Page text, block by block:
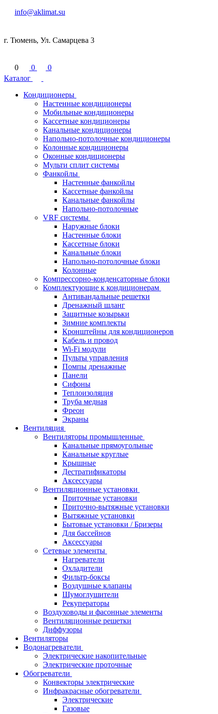
info@aklimat.su
г. Тюмень, Ул. Самарцева 3
0 0
0
Каталог
Кондиционеры
Настенные кондиционеры
Мобильные кондиционеры
Кассетные кондиционеры
Канальные кондиционеры
Напольно-потолочные кондиционеры
Колонные кондиционеры
Оконные кондиционеры
Мульти сплит системы
Фанкойлы
Настенные фанкойлы
Кассетные фанкойлы
Канальные фанкойлы
Напольно-потолочные
VRF системы
Наружные блоки
Настенные блоки
Кассетные блоки
Канальные блоки
Напольно-потолочные блоки
Колонные
Компрессорно-конденсаторные блоки
Комплектующие к кондиционерам
Антивандальные решетки
Дренажный шланг
Защитные козырьки
Зимние комплекты
Кронштейны для кондиционеров
Кабель и провод
Wi-Fi модули
Пульты управления
Помпы дренажные
Панели
Сифоны
Теплоизоляция
Труба медная
Фреон
Экраны
Вентиляция
Вентиляторы промышленные
Канальные прямоугольные
Канальные круглые
Крышные
Дестратификаторы
Аксессуары
Вентиляционные установки
Приточные установки
Приточно-вытяжные установки
Вытяжные установки
Бытовые установки / Бризеры
Для бассейнов
Аксессуары
Сетевые элементы
Нагреватели
Охладители
Фильтр-боксы
Воздушные клапаны
Шумоглушители
Рекуператоры
Воздуховоды и фасонные элементы
Вентиляционные решетки
Диффузоры
Вентиляторы
Водонагреватели
Электрические накопительные
Электрические проточные
Обогреватели
Конвекторы электрические
Инфракрасные обогреватели
Электрические
Газовые